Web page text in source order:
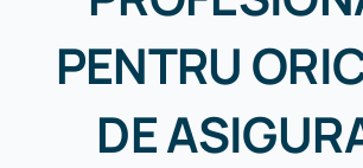
PENTRU
DE